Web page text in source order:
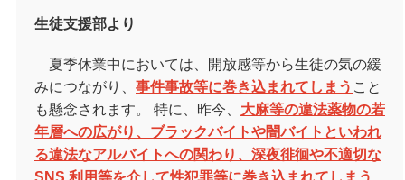
生徒支援部より
夏季休業中においては、開放感等から生徒の気の緩
みにつながり、 事件事故等に巻き込まれてしまう こと
も懸念されます。 特に、昨今、 大麻等の違法薬物の若
年層への広がり、ブラックバイトや闇バイトといわれ
る違法なアルバイトへの関わり、深夜徘徊や不適切な
SNS 利用等を介して性犯罪等に巻き込まれてしまう